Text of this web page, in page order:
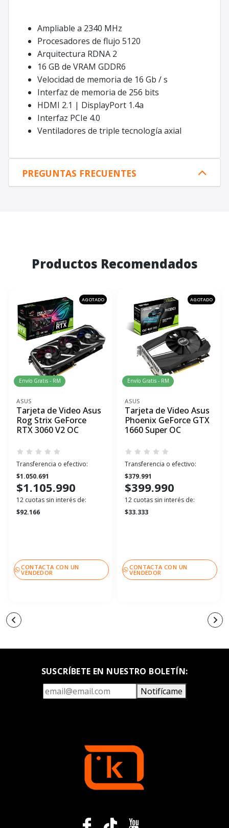
Ampliable a 2340 MHz
Procesadores de flujo 5120
Arquitectura RDNA 2
16 GB de VRAM GDDR6
Velocidad de memoria de 16 Gb / s
Interfaz de memoria de 256 bits
HDMI 2.1 | DisplayPort 1.4a
Interfaz PCIe 4.0
Ventiladores de triple tecnología axial
PREGUNTAS FRECUENTES
Productos Recomendados
AGOTADO
Envío Gratis - RM
ASUS
Tarjeta de Video Asus
Rog Strix GeForce
RTX 3060 V2 OC
Transferencia o efectivo:
$1.050.691
$1.105.990
12 cuotas sin interés de:
$92.166
CONTACTA CON UN
VENDEDOR
AGOTADO
Envío Gratis - RM
ASUS
Tarjeta de Video Asus
Phoenix GeForce GTX
1660 Super OC
Transferencia o efectivo:
$379.991
$399.990
12 cuotas sin interés de:
$33.333
CONTACTA CON UN
VENDEDOR
SUSCRÍBETE EN NUESTRO BOLETÍN:
Notifícame